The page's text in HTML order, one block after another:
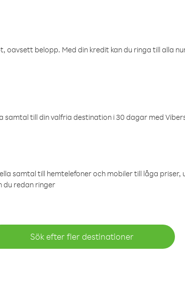
belopp. Med din kredit kan du ringa till alla
till din valfria destination i 30 dagar med
samtal till hemtelefoner och mobiler till låga priser,
du redan ringer
Sök efter fler destinationer